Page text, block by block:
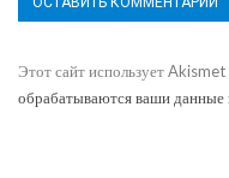
Этот сайт использует
обрабатываются ваши данные